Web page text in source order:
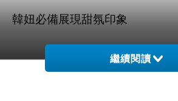
韓妞必備展現甜氛印象
繼續閱讀